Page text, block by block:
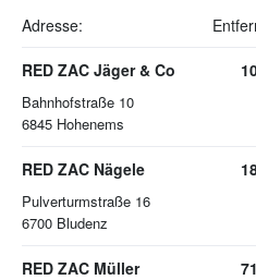
Adresse:
RED ZAC Jäger & Co
Bahnhofstraße 10
6845 Hohenems
RED ZAC Nägele
Pulverturmstraße 16
6700 Bludenz
RED ZAC Müller